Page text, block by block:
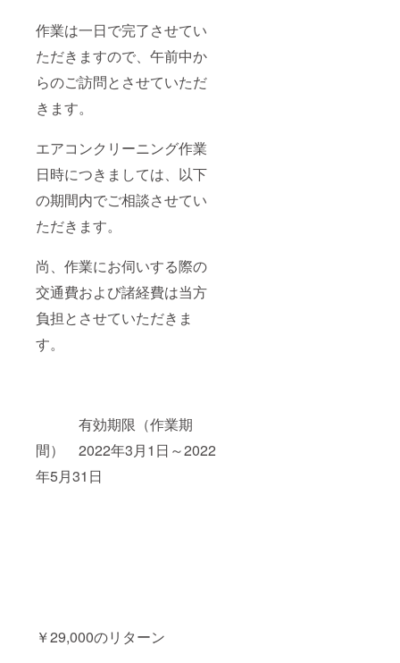
作業は一日で完了させてい
ただきますので、午前中か
らのご訪問とさせていただ
きます。
エアコンクリーニング作業
日時につきましては、以下
の期間内でご相談させてい
ただきます。
尚、作業にお伺いする際の
交通費および諸経費は当方
負担とさせていただきま
す。
有効期限（作業期
間） 2022年3月1日～2022
年5月31日
￥29,000のリターン